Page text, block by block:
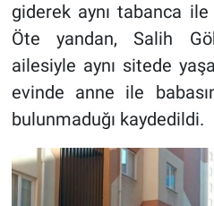
giderek aynı tabanca
Öte yandan, Salih
ailesiyle aynı sitede
evinde anne ile
bulunmaduğı kaydedildi.